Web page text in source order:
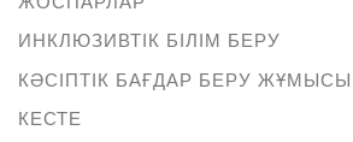
ИНКЛЮЗИВТІК БІЛІМ БЕРУ
КӘСІПТІК БАҒДАР БЕРУ ЖҰМЫСЫ
КЕСТЕ